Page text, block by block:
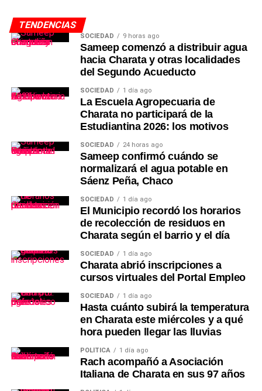
TENDENCIAS
SOCIEDAD 9 horas ago
Sameep comenzó a distribuir agua
hacia Charata y otras localidades
del Segundo Acueducto
SOCIEDAD 1 día ago
La Escuela Agropecuaria de
Charata no participará de la
Estudiantina 2026: los motivos
SOCIEDAD 24 horas ago
Sameep confirmó cuándo se
normalizará el agua potable en
Sáenz Peña, Chaco
SOCIEDAD 1 día ago
El Municipio recordó los horarios
de recolección de residuos en
Charata según el barrio y el día
SOCIEDAD 1 día ago
Charata abrió inscripciones a
cursos virtuales del Portal Empleo
SOCIEDAD 1 día ago
Hasta cuánto subirá la temperatura
en Charata este miércoles y a qué
hora pueden llegar las lluvias
POLÍTICA 1 día ago
Rach acompañó a Asociación
Italiana de Charata en sus 97 años